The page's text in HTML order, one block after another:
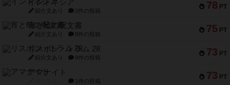
78 PT
インドネシア
紹介文あり 2件の投稿
75 PT
宵と暁の呪文書
紹介文あり 8件の投稿
73 PT
リスボン・トラム 28
紹介文あり 9件の投稿
73 PT
アマナイト
1件の投稿